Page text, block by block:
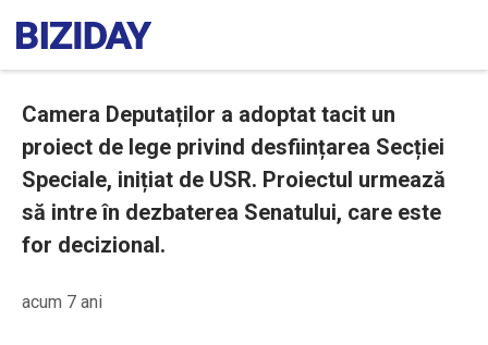
Camera Deputaților a adoptat tacit un
proiect de lege privind desființarea Secției
Speciale, inițiat de USR. Proiectul urmează
să intre în dezbaterea Senatului, care este
for decizional.
acum 7 ani